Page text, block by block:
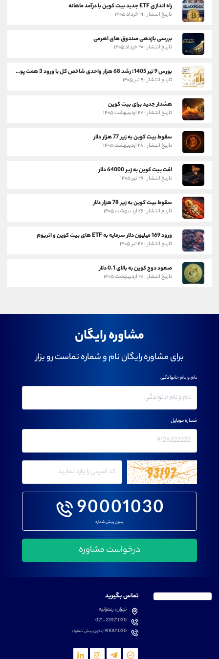
راه اندازی ETF جدید بیت کوین با درآمد ماهانه
تاریخ انتشار : ۲۱ خرداد ۱۴۰۵
بررسی بازدهی صندوق های اهرمی
تاریخ انتشار : ۲۰ خرداد ۱۴۰۵
بورس 9 تیر 1405؛ رشد 68 هزار واحدی شاخص کل با ورود 3 همت پول حقیقی
تاریخ انتشار : ۹ تیر ۱۴۰۵
هشدار جدید برای بیت کوین
تاریخ انتشار : ۲۷ اردیبهشت ۱۴۰۵
سقوط بیت کوین به زیر 77 هزار دلار
تاریخ انتشار : ۲۸ اردیبهشت ۱۴۰۵
افت بیت کوین به زیر 64000 دلار
تاریخ انتشار : ۲۹ تیر ۱۴۰۵
سقوط بیت کوین به زیر 78 هزار دلار
تاریخ انتشار : ۲۶ اردیبهشت ۱۴۰۵
ورود 169 میلیون دلار سرمایه به ETF های بیت کوین و اتریوم
تاریخ انتشار : ۲۷ تیر ۱۴۰۵
صعود دوج کوین به بالای 0.1 دلار
تاریخ انتشار : ۲۰ اردیبهشت ۱۴۰۵
مشاوره رایگان
برای مشاوره رایگان نام و شماره تماست رو بزار
90001030
بدون پیش شماره
نام و نام خانوادگی
شماره موبایل
تماس بگیرید
تهران، زعفرانیه
021-22021030
90001030(بدون پیش شماره)